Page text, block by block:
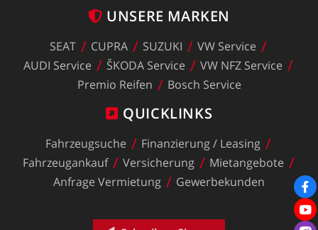
UNSERE MARKEN
SEAT CUPRA SUZUKI VW Service
AUDI Service ŠKODA Service VW NFZ Service
Premio Reifen Bosch Service
QUICKLINKS
Fahrzeugsuche Finanzierung/ Leasing
Fahrzeugankauf
Versicherung
Mietangebote
Anfrage Vermietung Gewerbekunden